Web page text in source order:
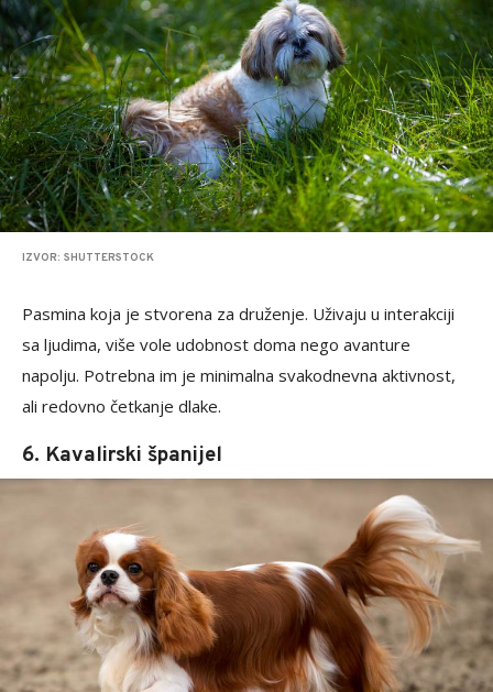
IZVOR: SHUTTERSTOCK
Pasmina koja je stvorena za druženje. Uživaju u interakciji
sa ljudima, više vole udobnost doma nego avanture
napolju. Potrebna im je minimalna svakodnevna aktivnost,
ali redovno četkanje dlake.
6. Kavalirski španijel